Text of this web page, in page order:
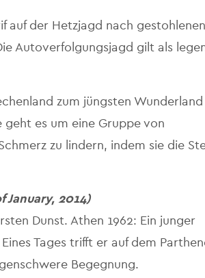
auf der Hetzjagd nach gestohlenen
Autoverfolgungsjagd gilt als
zum jüngsten
es um eine Gruppe von
zu lindern, indem sie die
January, 2014)
Dunst. Athen 1962: Ein junger
Tages trifft er auf dem
Begegnung.